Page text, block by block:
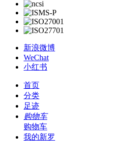
新浪微博
WeChat
小红书
首页
分类
足迹
购物车
购物车
我的新罗